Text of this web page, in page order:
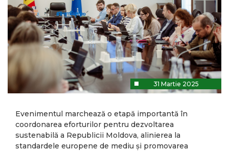
31 Martie 2025
Evenimentul marchează o etapă importantă în
coordonarea eforturilor pentru dezvoltarea
sustenabilă a Republicii Moldova, alinierea la
standardele europene de mediu și promovarea